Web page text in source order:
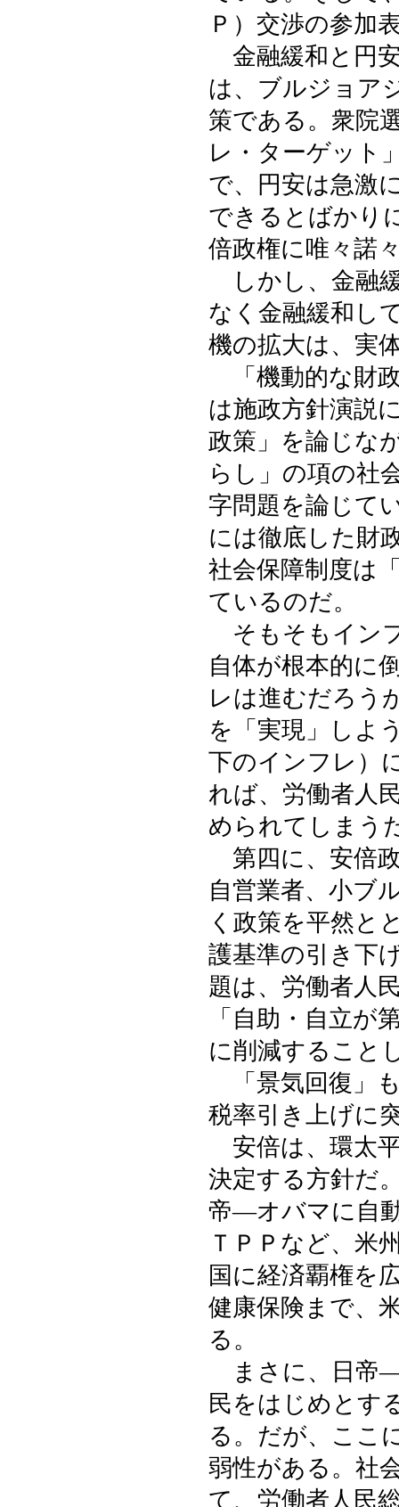
Ｐ）交渉の参加
金融緩和と円
は、ブルジョア
策である。衆院
レ・ターゲット
で、円安は急激
できるとばかり
倍政権に唯々諾
しかし、金融
なく金融緩和し
機の拡大は、実
「機動的な財
は施政方針演説
政策」を論じな
らし」の項の社
字問題を論じて
には徹底した財
社会保障制度は
ているのだ。
そもそもイン
自体が根本的に
レは進むだろう
を「実現」しよ
下のインフレ）
れば、労働者人
められてしまう
第四に、安倍
自営業者、小ブ
く政策を平然と
護基準の引き下
題は、労働者人
「自助・自立が
に削減すること
「景気回復」
税率引き上げに
安倍は、環太
決定する方針だ
帝―オバマに自
ＴＰＰなど、米
国に経済覇権を
健康保険まで、
る。
まさに、日帝―
民をはじめとす
る。だが、ここ
弱性がある。社
て、労働者人民